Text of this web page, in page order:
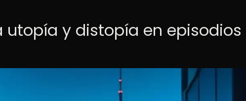
utopía y distopía en episodios